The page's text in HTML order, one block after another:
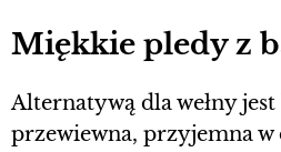
Miękkie pledy z
Alternatywą dla wełny jest
przewiewna, przyjemna